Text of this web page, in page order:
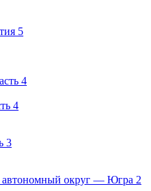
5
4
4
3
округ — Югра 2